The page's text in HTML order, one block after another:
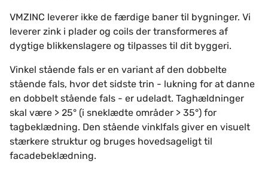
VMZINC leverer ikke de færdige baner til bygninger. Vi
leverer zink i plader og coils der transformeres af
dygtige blikkenslagere og tilpasses til dit byggeri.
Vinkel stående fals er en variant af den dobbelte
stående fals, hvor det sidste trin - lukning for at danne
en dobbelt stående fals - er udeladt. Taghældninger
skal være > 25° (i sneklædte områder > 35°) for
tagbeklædning. Den stående vinklfals giver en visuelt
stærkere struktur og bruges hovedsageligt til
facadebeklædning.